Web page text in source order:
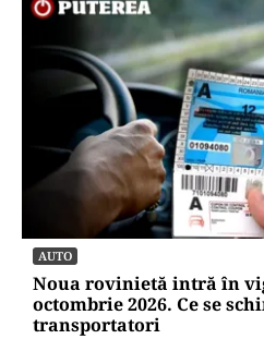
AUTO
Noua rovinietă intră în
octombrie 2026. Ce se
transportatori